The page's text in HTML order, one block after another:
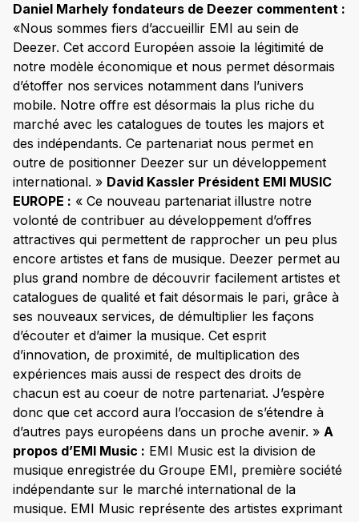
Daniel Marhely fondateurs de Deezer commentent :
«Nous sommes fiers d’accueillir EMI au sein de
Deezer. Cet accord Européen assoie la légitimité de
notre modèle économique et nous permet désormais
d’étoffer nos services notamment dans l’univers
mobile. Notre offre est désormais la plus riche du
marché avec les catalogues de toutes les majors et
des indépendants. Ce partenariat nous permet en
outre de positionner Deezer sur un développement
international. » David Kassler Président EMI MUSIC
EUROPE : « Ce nouveau partenariat illustre notre
volonté de contribuer au développement d’offres
attractives qui permettent de rapprocher un peu plus
encore artistes et fans de musique. Deezer permet au
plus grand nombre de découvrir facilement artistes et
catalogues de qualité et fait désormais le pari, grâce à
ses nouveaux services, de démultiplier les façons
d’écouter et d’aimer la musique. Cet esprit
d’innovation, de proximité, de multiplication des
expériences mais aussi de respect des droits de
chacun est au coeur de notre partenariat. J’espère
donc que cet accord aura l’occasion de s’étendre à
d’autres pays européens dans un proche avenir. » A
propos d’EMI Music : EMI Music est la division de
musique enregistrée du Groupe EMI, première société
indépendante sur le marché international de la
musique. EMI Music représente des artistes exprimant